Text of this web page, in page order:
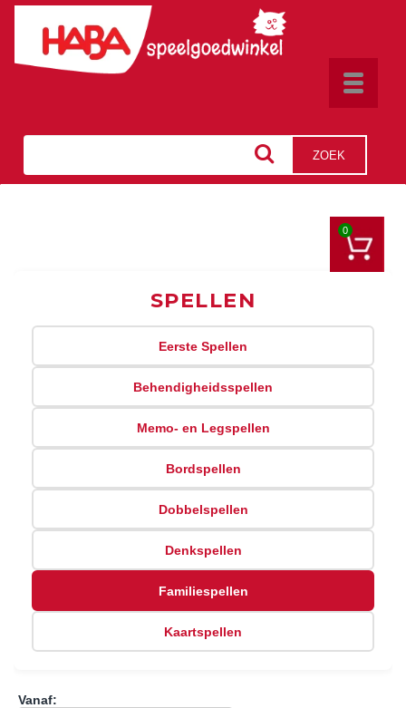
Toggle
ZOEK
0
SPELLEN
Eerste Spellen
Behendigheidsspellen
Memo- en Legspellen
Bordspellen
Dobbelspellen
Denkspellen
Familiespellen
Kaartspellen
Vanaf: